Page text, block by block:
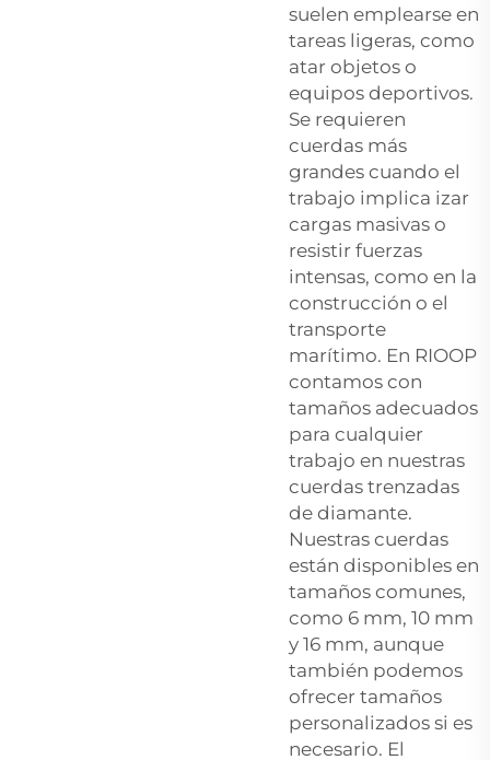
suelen emplearse en
tareas ligeras, como
atar objetos o
equipos deportivos.
Se requieren
cuerdas más
grandes cuando el
trabajo implica izar
cargas masivas o
resistir fuerzas
intensas, como en la
construcción o el
transporte
marítimo. En RIOOP
contamos con
tamaños adecuados
para cualquier
trabajo en nuestras
cuerdas trenzadas
de diamante.
Nuestras cuerdas
están disponibles en
tamaños comunes,
como 6 mm, 10 mm
y 16 mm, aunque
también podemos
ofrecer tamaños
personalizados si es
necesario. El